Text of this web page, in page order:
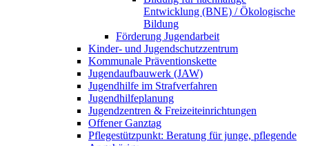
Entwicklung (BNE) / Ökologische
Bildung
Förderung Jugendarbeit
Kinder- und Jugendschutzzentrum
Kommunale Präventionskette
Jugendaufbauwerk (JAW)
Jugendhilfe im Strafverfahren
Jugendhilfeplanung
Jugendzentren & Freizeiteinrichtungen
Offener Ganztag
Pflegestützpunkt: Beratung für junge, pflegende